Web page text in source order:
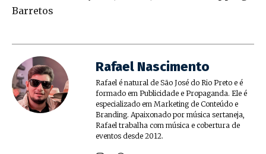
Barretos
Rafael Nascimento
Rafael é natural de São José do Rio Preto e é
formado em Publicidade e Propaganda. Ele é
especializado em Marketing de Conteúdo e
Branding. Apaixonado por música sertaneja,
Rafael trabalha com música e cobertura de
eventos desde 2012.